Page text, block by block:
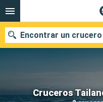
Cruceros
Encontrar un crucero
Nuestros destinos